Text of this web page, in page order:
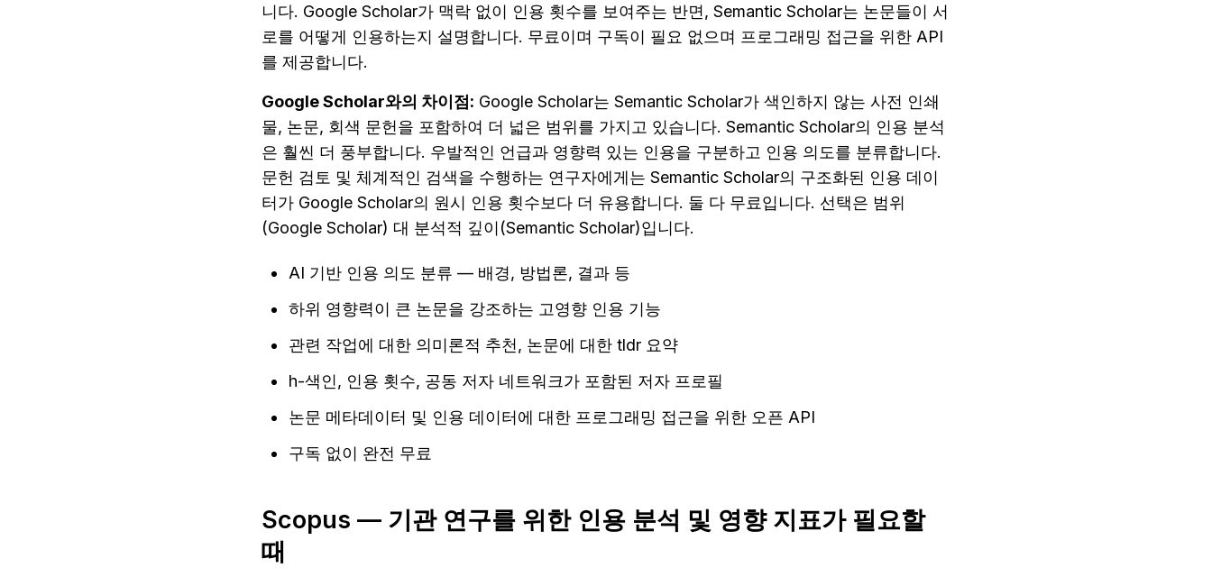
니다. Google Scholar가 맥락 없이 인용 횟수를 보여주는 반면, Semantic Scholar는 논문들이 서
로를 어떻게 인용하는지 설명합니다. 무료이며 구독이 필요 없으며 프로그래밍 접근을 위한 API
를 제공합니다.
Google Scholar와의 차이점: Google Scholar는 Semantic Scholar가 색인하지 않는 사전 인쇄
물, 논문, 회색 문헌을 포함하여 더 넓은 범위를 가지고 있습니다. Semantic Scholar의 인용 분석
은 훨씬 더 풍부합니다. 우발적인 언급과 영향력 있는 인용을 구분하고 인용 의도를 분류합니다.
문헌 검토 및 체계적인 검색을 수행하는 연구자에게는 Semantic Scholar의 구조화된 인용 데이
터가 Google Scholar의 원시 인용 횟수보다 더 유용합니다. 둘 다 무료입니다. 선택은 범위
(Google Scholar) 대 분석적 깊이(Semantic Scholar)입니다.
AI 기반 인용 의도 분류 — 배경, 방법론, 결과 등
하위 영향력이 큰 논문을 강조하는 고영향 인용 기능
관련 작업에 대한 의미론적 추천, 논문에 대한 tldr 요약
h-색인, 인용 횟수, 공동 저자 네트워크가 포함된 저자 프로필
논문 메타데이터 및 인용 데이터에 대한 프로그래밍 접근을 위한 오픈 API
구독 없이 완전 무료
Scopus — 기관 연구를 위한 인용 분석 및 영향 지표가 필요할
때